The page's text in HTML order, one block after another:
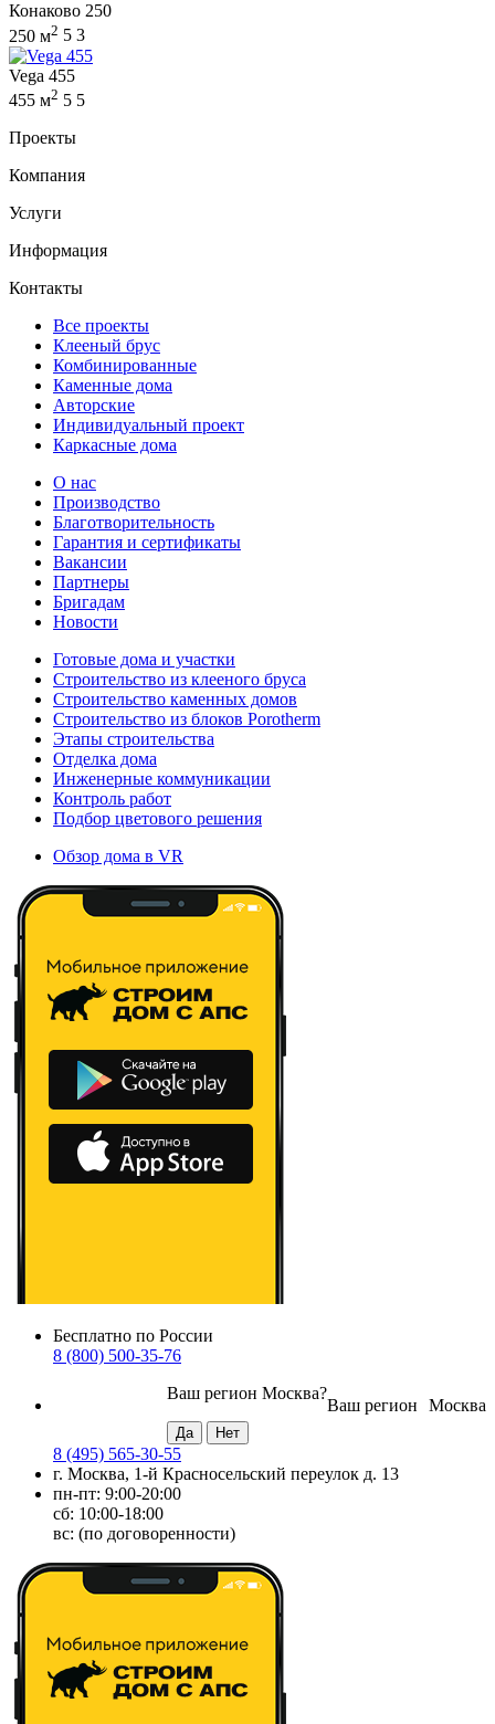
Конаково 250
250 м2 5 3
Vega 455
455 м2 5 5
Проекты
Компания
Услуги
Информация
Контакты
Все проекты
Клееный брус
Комбинированные
Каменные дома
Авторские
Индивидуальный проект
Каркасные дома
О нас
Производство
Благотворительность
Гарантия и сертификаты
Вакансии
Партнеры
Бригадам
Новости
Готовые дома и участки
Строительство из клееного бруса
Строительство каменных домов
Строительство из блоков Porotherm
Этапы строительства
Отделка дома
Инженерные коммуникации
Контроль работ
Подбор цветового решения
Обзор дома в VR
Бесплатно по России
8 (800) 500-35-76
Москва
Ваш регион
Ваш регион Москва?
8 (495) 565-30-55
г. Москва, 1-й Красносельский переулок д. 13
пн-пт: 9:00-20:00
сб: 10:00-18:00
вс: (по договоренности)